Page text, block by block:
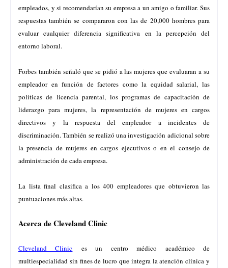
empleados, y si recomendarían su empresa a un amigo o familiar. Sus
respuestas también se compararon con las de 20,000 hombres para
evaluar cualquier diferencia significativa en la percepción del
entorno laboral.
Forbes también señaló que se pidió a las mujeres que evaluaran a su
empleador en función de factores como la equidad salarial, las
políticas de licencia parental, los programas de capacitación de
liderazgo para mujeres, la representación de mujeres en cargos
directivos y la respuesta del empleador a incidentes de
discriminación. También se realizó una investigación adicional sobre
la presencia de mujeres en cargos ejecutivos o en el consejo de
administración de cada empresa.
La lista final clasifica a los 400 empleadores que obtuvieron las
puntuaciones más altas.
Acerca de Cleveland Clinic
Cleveland Clinic es un centro médico académico de
multiespecialidad sin fines de lucro que integra la atención clínica y